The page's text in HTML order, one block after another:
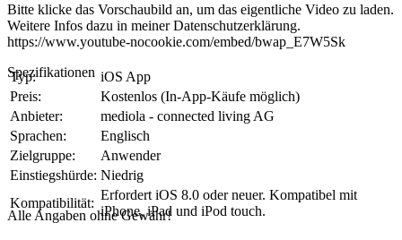
Bitte klicke das Vorschaubild an, um das eigentliche Video zu laden.
Weitere Infos dazu in meinerDatenschutzerklärung.
https://www.youtube-nocookie.com/embed/bwap_E7W5Sk
Spezifikationen
Typ:
iOS App
Preis:
Kostenlos (In-App-Käufe möglich)
Anbieter:
mediola - connected living AG
Sprachen:
Englisch
Zielgruppe:
Anwender
Einstiegshürde: Niedrig
Kompatibilität:
Erfordert iOS 8.0 oder neuer. Kompatibel mit
iPhone, iPad und iPod touch.
Alle Angaben ohne Gewähr!